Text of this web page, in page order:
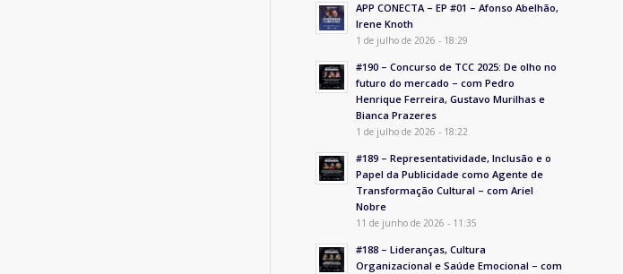
APP CONECTA – EP #01 – Afonso Abelhão,
Irene Knoth
1 de julho de 2026 - 18:29
#190 – Concurso de TCC 2025: De olho no
futuro do mercado – com Pedro
Henrique Ferreira, Gustavo Murilhas e
Bianca Prazeres
1 de julho de 2026 - 18:22
#189 – Representatividade, Inclusão e o
Papel da Publicidade como Agente de
Transformação Cultural – com Ariel
Nobre
11 de junho de 2026 - 11:35
#188 – Lideranças, Cultura
Organizacional e Saúde Emocional – com